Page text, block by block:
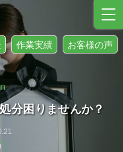
作業実績 お客様の声
分困りませんか？